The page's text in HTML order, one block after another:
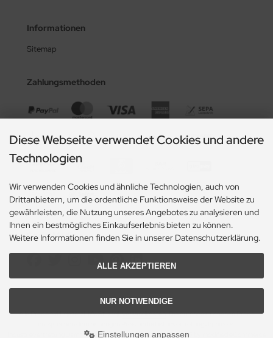
Informationen
Sitemap
Zahlungsmethoden
Social Media
Alle Preise exkl. gesetzl. MwSt. zzgl.Versandkosten. Die durchgestrichenen Preise
Industrievertretung Jammers © 2026 | Template © 2009-2026 by modified eCommerce
Diese Webseite verwendet Cookies und andere
Technologien
Wir verwenden Cookies und ähnliche Technologien, auch von
Drittanbietern, um die ordentliche Funktionsweise der Website zu
gewährleisten, die Nutzung unseres Angebotes zu analysieren und
Ihnen ein bestmögliches Einkaufserlebnis bieten zu können.
Weitere Informationen finden Sie in unserer Datenschutzerklärung.
ALLE AKZEPTIEREN
NUR NOTWENDIGE
Einstellungen anpassen